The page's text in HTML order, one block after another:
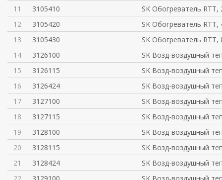
11
3105410
SK Обогреватель RTT,
12
3105420
SK Обогреватель RTT,
13
3105430
SK Обогреватель RTT,
14
3126100
SK Возд-воздушный
15
3126115
SK Возд-воздушный
16
3126424
SK Возд-воздушный
17
3127100
SK Возд-воздушный
18
3127115
SK Возд-воздушный
19
3128100
SK Возд-воздушный
20
3128115
SK Возд-воздушный
21
3128424
SK Возд-воздушный